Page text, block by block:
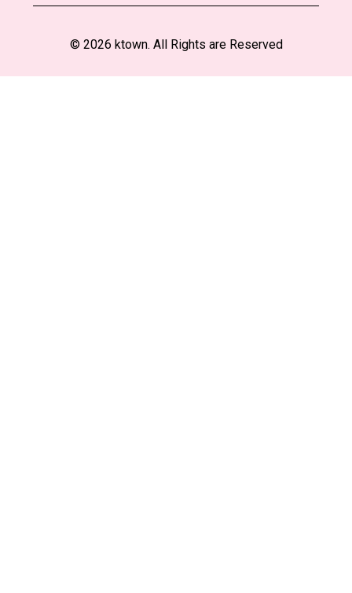
© 2026 ktown. All Rights are Reserved